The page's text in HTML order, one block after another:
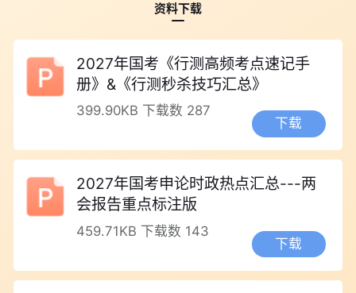
资料下载
2027年国考《行测高频考点速记手
册》&《行测秒杀技巧汇总》
399.90KB 下载数 287
下载
2027年国考申论时政热点汇总---两
会报告重点标注版
459.71KB 下载数 143
下载